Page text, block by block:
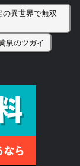
異世界で無双
泉のツガイ